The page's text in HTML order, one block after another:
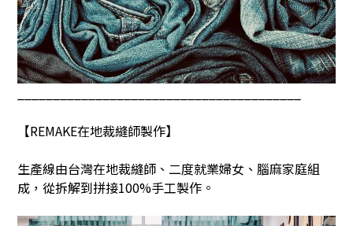
【REMAKE在地裁縫師製作】
生產線由台灣在地裁縫師、二度就業婦女、腦麻家庭組
成，從拆解到拼接100%手工製作。